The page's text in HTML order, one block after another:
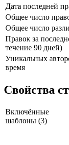
Дата последней
Общее число
Общее число
Правок за
течение 90 дней)
Уникальных
время
Свойства
Включённые
шаблоны (3)